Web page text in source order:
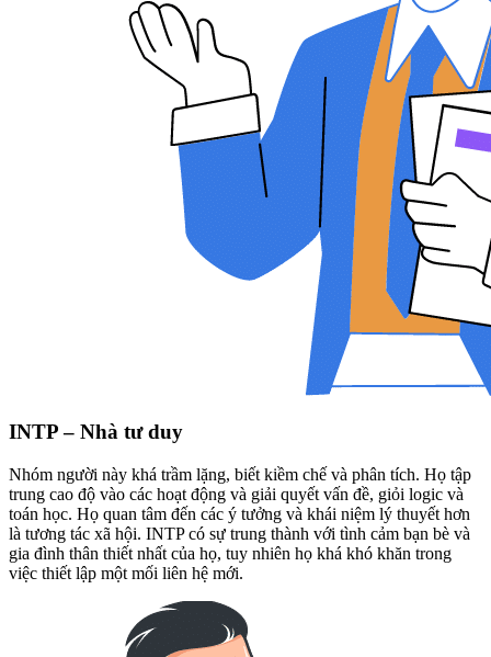
INTP – Nhà tư duy
Nhóm người này khá trầm lặng, biết kiềm chế và phân tích. Họ tập
trung cao độ vào các hoạt động và giải quyết vấn đề, giỏi logic và
toán học. Họ quan tâm đến các ý tưởng và khái niệm lý thuyết hơn
là tương tác xã hội. INTP có sự trung thành với tình cảm bạn bè và
gia đình thân thiết nhất của họ, tuy nhiên họ khá khó khăn trong
việc thiết lập một mối liên hệ mới.